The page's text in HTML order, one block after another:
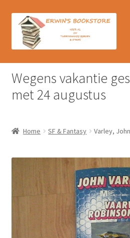
door
naar
naar
Home
Afrekenen
Verzendkosten & Ophalen boeken
Winkelmand
Wegens vakantie
met 24 augustus
Home SF & Fantasy Varley,